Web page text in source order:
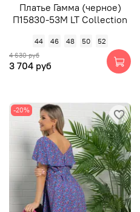
Платье Гамма (черное)
П15830-53М LT Collection
44 46 48 50 52
4 630 руб
3 704 руб
-20%